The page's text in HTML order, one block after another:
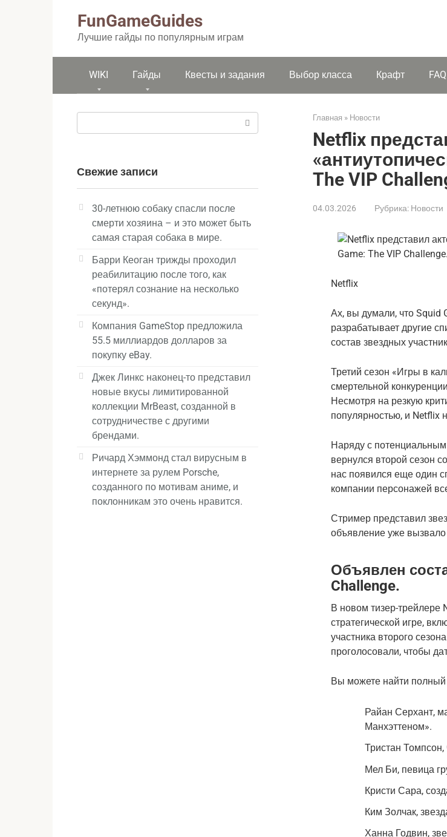
FunGameGuides
Лучшие гайды по популярным играм
WIKI Гайды Квесты и задания Выбор класса Крафт FAQ
Главная » Новости
Netflix
The VIP
04.03.2026 Рубрика: Новости
Netflix
Ах, вы думали, что Squid
разрабатывает другие
состав звездных
Третий сезон «Игры в
смертельной
Несмотря на резкую
популярностью, и Netflix
Наряду с
вернулся второй сезон
нас появился еще один
компании персонажей
Стример представил
объявление уже вызвало
Объявлен
Challenge.
В новом тизер-трейлере
стратегической игре,
участника второго
проголосовали, чтобы
Вы можете найти полный
Райан Серхант,
Манхэттеном».
Тристан
Мел Би, певица
Кристи Сара,
Ким Золчак,
Ханна Годвин,
Свежие записи
30-летнюю собаку спасли после
смерти хозяина – и это может быть
самая старая собака в мире.
Барри Кеоган трижды проходил
реабилитацию после того, как
«потерял сознание на несколько
секунд».
Компания GameStop предложила
55.5 миллиардов долларов за
покупку eBay.
Джек Линкс наконец-то представил
новые вкусы лимитированной
коллекции MrBeast, созданной в
сотрудничестве с другими
брендами.
Ричард Хэммонд стал вирусным в
интернете за рулем Porsche,
созданного по мотивам аниме, и
поклонникам это очень нравится.